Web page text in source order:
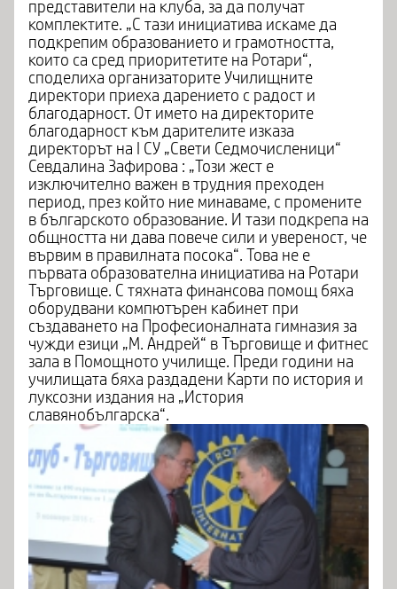
представители на клуба, за да получат
комплектите. „С тази инициатива искаме да
подкрепим образованието и грамотността,
които са сред приоритетите на Ротари“,
споделиха организаторите Училищните
директори приеха дарението с радост и
благодарност. От името на директорите
благодарност към дарителите изказа
директорът на I СУ „Свети Седмочисленици“
Севдалина Зафирова : „Този жест е
изключително важен в трудния преходен
период, през който ние минаваме, с промените
в българското образование. И тази подкрепа на
общността ни дава повече сили и увереност, че
вървим в правилната посока“. Това не е
първата образователна инициатива на Ротари
Търговище. С тяхната финансова помощ бяха
оборудвани компютърен кабинет при
създаването на Професионалната гимназия за
чужди езици „М. Андрей“ в Търговище и фитнес
зала в Помощното училище. Преди години на
училищата бяха раздадени Карти по история и
луксозни издания на „История
славянобългарска“.